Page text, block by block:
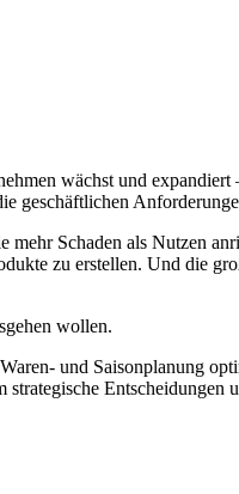
wächst und
geschäftlichen
Schaden als Nutzen
zu erstellen. Und die
wollen.
und Saisonplanung
Entscheidungen